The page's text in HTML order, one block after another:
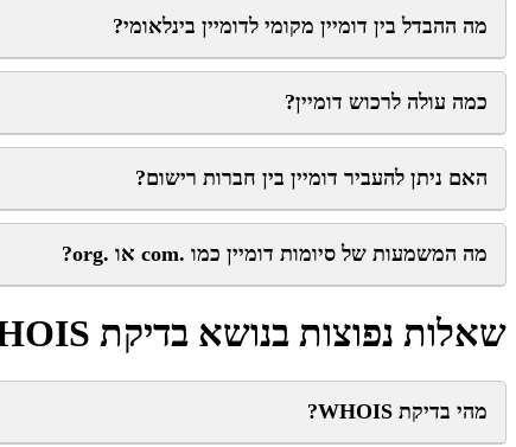
מה ההבדל בין דומיין מקומי לדומיין בינלאומי?
כמה עולה לרכוש דומיין?
האם ניתן להעביר דומיין בין חברות רישום?
מה המשמעות של סיומות דומיין כמו .com או .org?
שאלות נפוצות בנושא בדיקת WHOIS
מהי בדיקת WHOIS?